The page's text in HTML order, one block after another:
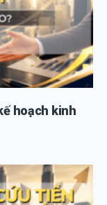
hoạch kinh